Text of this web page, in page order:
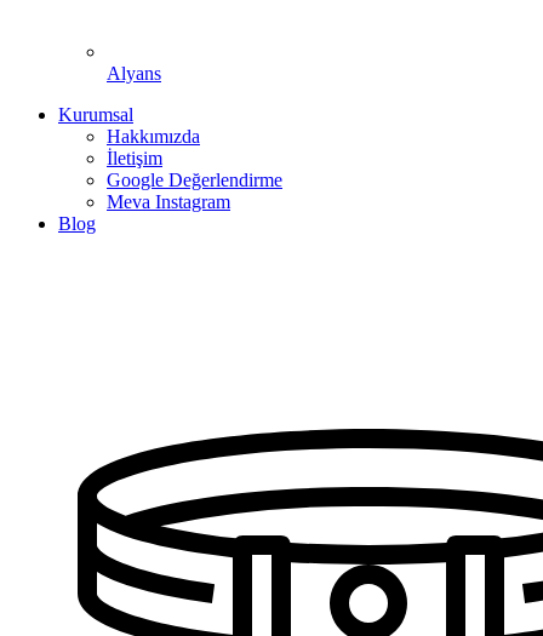
Alyans
Kurumsal
Hakkımızda
İletişim
Google Değerlendirme
Meva Instagram
Blog